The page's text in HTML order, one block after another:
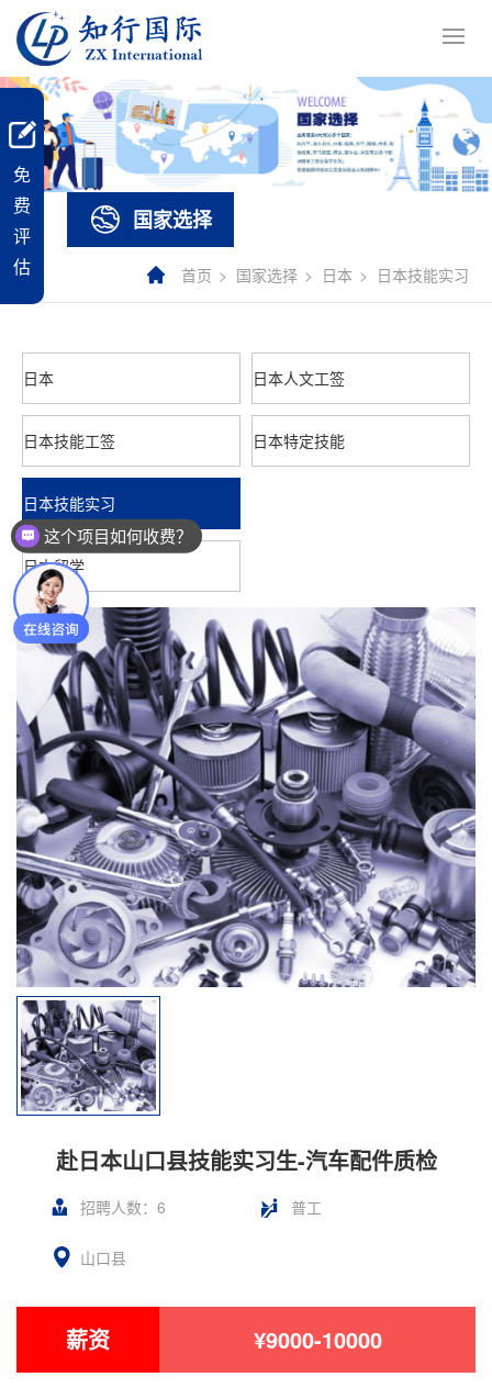
国家选择
首页 国家选择 日本 日本技能实习
日本 日本人文工签
日本技能工签 日本特定技能
日本技能实习
日本留学
赴日本山口县技能实习生-汽车配件质检
招聘人数：6 普工
山口县
薪资 ¥9000-10000
免
费
评
估
近期有优惠活动嘛～